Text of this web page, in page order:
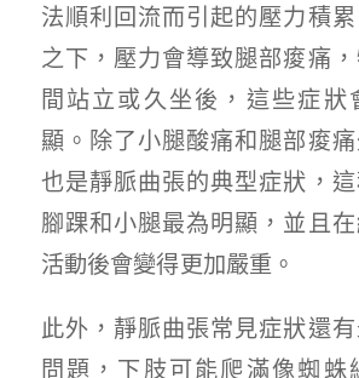
法順利回流而引起的壓力積
之下，壓力會導致腿部痠痛
間站立或久坐後，這些症狀
顯。除了小腿酸痛和腿部痠
也是靜脈曲張的典型症狀，
腳踝和小腿最為明顯，並且
活動後會變得更加嚴重。
此外，靜脈曲張常見症狀還
問題，下肢可能爬滿像蜘蛛